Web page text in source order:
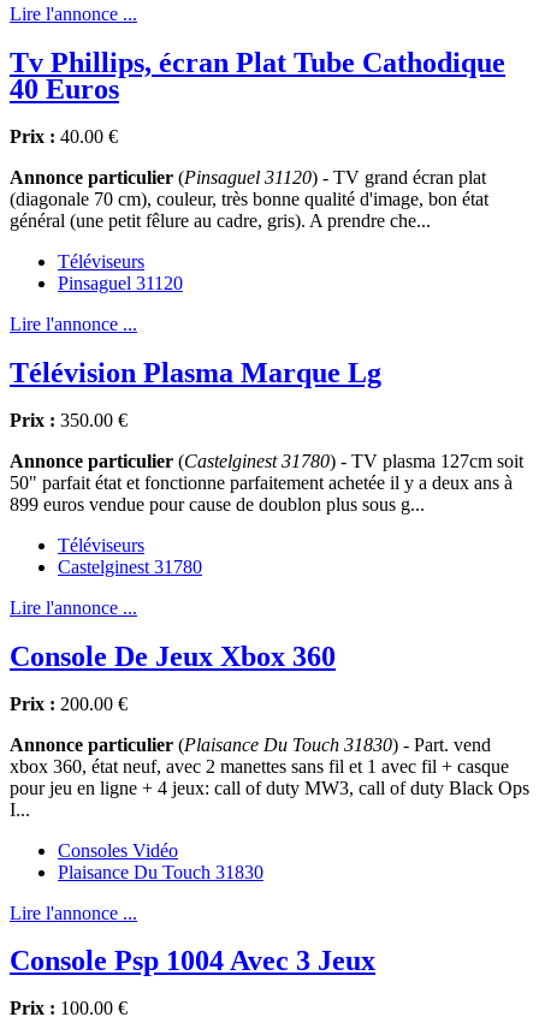
Lire l'annonce ...
Tv Phillips, écran Plat Tube Cathodique
40 Euros
Prix : 40.00 €
Annonce particulier (Pinsaguel 31120) - TV grand écran plat
(diagonale 70 cm), couleur, très bonne qualité d'image, bon état
général (une petit fêlure au cadre, gris). A prendre che...
Téléviseurs
Pinsaguel 31120
Lire l'annonce ...
Télévision Plasma Marque Lg
Prix : 350.00 €
Annonce particulier (Castelginest 31780) - TV plasma 127cm soit
50" parfait état et fonctionne parfaitement achetée il y a deux ans à
899 euros vendue pour cause de doublon plus sous g...
Téléviseurs
Castelginest 31780
Lire l'annonce ...
Console De Jeux Xbox 360
Prix : 200.00 €
Annonce particulier (Plaisance Du Touch 31830) - Part. vend
xbox 360, état neuf, avec 2 manettes sans fil et 1 avec fil + casque
pour jeu en ligne + 4 jeux: call of duty MW3, call of duty Black Ops
I...
Consoles Vidéo
Plaisance Du Touch 31830
Lire l'annonce ...
Console Psp 1004 Avec 3 Jeux
Prix : 100.00 €